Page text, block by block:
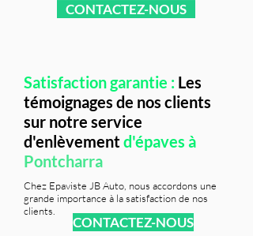
CONTACTEZ-NOUS
Satisfaction garantie : Les
témoignages de nos clients
sur notre service
d'enlèvementd'épaves à
Pontcharra
Chez Epaviste JB Auto, nous accordons une
grande importance à la satisfaction de nos
clients.
CONTACTEZ-NOUS